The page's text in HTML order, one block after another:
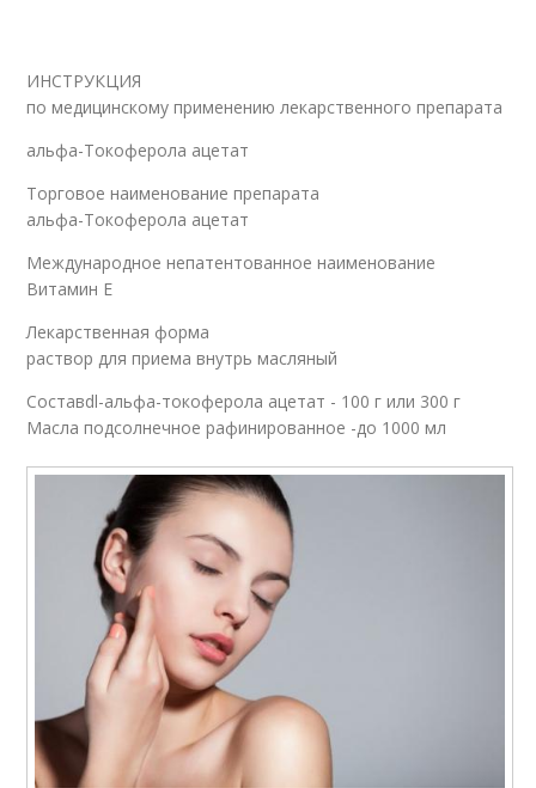
Маски для кожи Витамины для кожи
ИНСТРУКЦИЯ
по медицинскому применению лекарственного препарата
альфа-Токоферола ацетат
Торговое наименование препарата
альфа-Токоферола ацетат
Международное непатентованное наименование
Витамин E
Лекарственная форма
раствор для приема внутрь масляный
Составdl-альфа-токоферола ацетат - 100 г или 300 г
Масла подсолнечное рафинированное -до 1000 мл